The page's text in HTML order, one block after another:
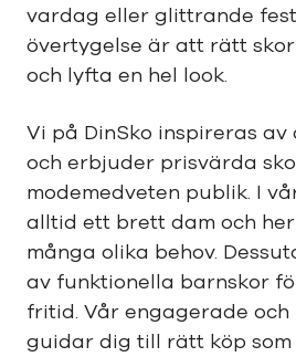
vardag eller glittrande
övertygelse är att rätt
och lyfta en hel look.
Vi på DinSko inspireras
och erbjuder prisvärda
modemedveten publik. I
alltid ett brett dam och
många olika behov.
av funktionella barnskor
fritid. Vår engagerade
guidar dig till rätt köp som